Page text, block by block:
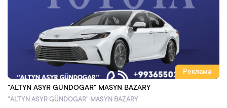
Реклама
"ALTYN ASYR GÜNDOGAR" MASYN BAZARY
"ALTYN ASYR GÜNDOGAR" MASYN BAZARY